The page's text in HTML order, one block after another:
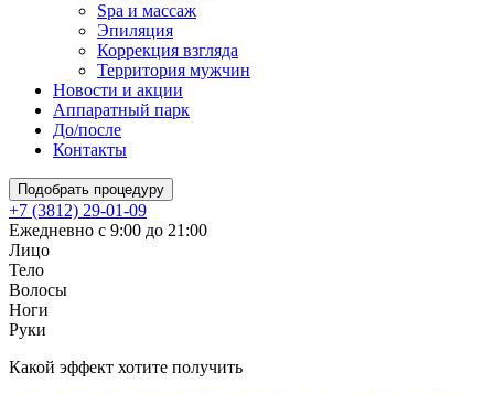
Spa и массаж
Эпиляция
Коррекция взгляда
Территория мужчин
Новости и акции
Аппаратный парк
До/после
Контакты
Подобрать процедуру
+7 (3812) 29-01-09
Ежедневно с 9:00 до 21:00
Лицо
Тело
Волосы
Ноги
Руки
Какой эффект хотите получить